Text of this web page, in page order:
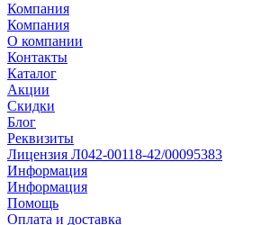
Компания
Компания
О компании
Контакты
Каталог
Акции
Скидки
Блог
Реквизиты
Лицензия Л042-00118-42/00095383
Информация
Информация
Помощь
Оплата и доставка